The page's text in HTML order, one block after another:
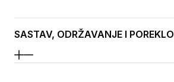
SASTAV, ODRŽAVANJE I POREKLO